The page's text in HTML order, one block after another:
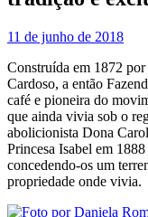
11 de junho de 2018
Construída em 1872
Cardoso, a então
café e pioneira do
que ainda vivia sob o
abolicionista Dona
Princesa Isabel em
concedendo-os um
propriedade onde vivia.